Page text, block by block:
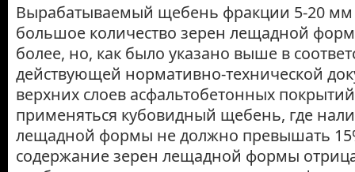
Вырабатываемый щебень фракции 5-20 мм
большое количество зерен лещадной
более, но, как было указано выше в
действующей нормативно-технической
верхних слоев асфальтобетонных
применяться кубовидный щебень, где
лещадной формы не должно превышать
содержание зерен лещадной формы